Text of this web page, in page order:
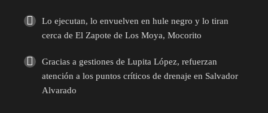
Lo ejecutan, lo envuelven en hule negro y lo tiran
cerca de El Zapote de Los Moya, Mocorito
Gracias a gestiones de Lupita López, refuerzan
atención a los puntos críticos de drenaje en Salvador
Alvarado